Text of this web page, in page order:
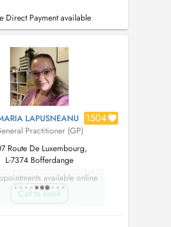
l'obtention de Docteur en
la création d'une prescription
2019 - 2022: Formation de
Direct Payment available
LAPUSNEANU 1504
Practitioner (GP)
Route De Luxembourg,
L-7374 Bofferdange
available online
Call to book